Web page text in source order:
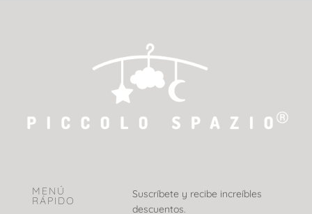
MENÚ
RÁPIDO
Suscríbete y recibe increíbles
descuentos.